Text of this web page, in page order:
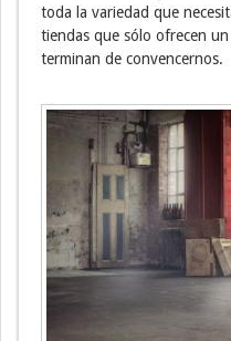
toda la variedad que
tiendas que sólo ofrecen
terminan de convencernos.